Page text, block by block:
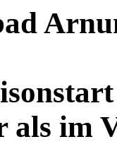
als im